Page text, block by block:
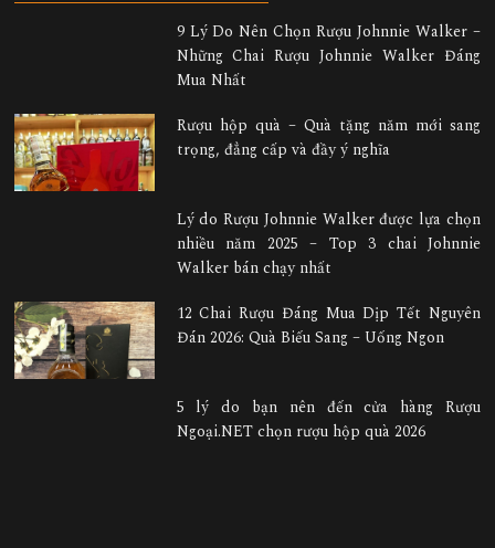
9 Lý Do Nên Chọn Rượu Johnnie Walker –
Những Chai Rượu Johnnie Walker Đáng
Mua Nhất
Rượu hộp quà – Quà tặng năm mới sang
trọng, đẳng cấp và đầy ý nghĩa
Lý do Rượu Johnnie Walker được lựa chọn
nhiều năm 2025 – Top 3 chai Johnnie
Walker bán chạy nhất
12 Chai Rượu Đáng Mua Dịp Tết Nguyên
Đán 2026: Quà Biếu Sang – Uống Ngon
5 lý do bạn nên đến cửa hàng Rượu
Ngoại.NET chọn rượu hộp quà 2026